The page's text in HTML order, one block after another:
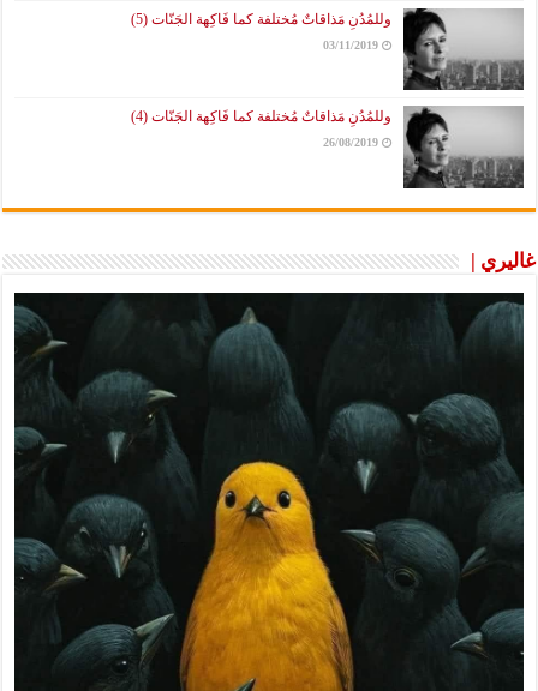
وللمُدُنِ مَذاقاتٌ مُختلفة كما فَاكِهة الجَنّات (5)
03/11/2019
وللمُدُنِ مَذاقاتٌ مُختلفة كما فَاكِهة الجَنّات (4)
26/08/2019
غاليري |